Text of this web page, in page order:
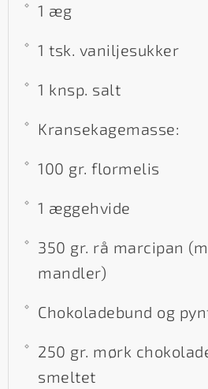
1 æg
1 tsk. vaniljesukker
1 knsp. salt
Kransekagemasse:
100 gr. flormelis
1 æggehvide
350 gr. rå marcipan
mandler)
Chokoladebund og
250 gr. mørk
smeltet